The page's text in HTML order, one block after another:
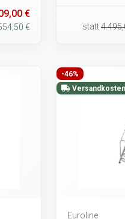
€
€ statt
-46%
Euroline